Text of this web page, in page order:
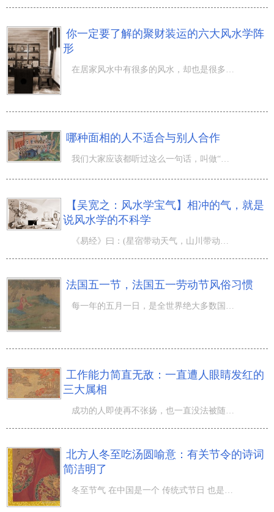
你一定要了解的聚财装运的六大风水学阵
形
在居家风水中有很多的风水，却也是很多的解决方式 ，应用某些开运化煞的风水物品来解决某些风水学上的矛盾
哪种面相的人不适合与别人合作
我们大家应该都听过这么一句话，叫做“一个人可以走得很远，但是一群人可以走得更久”，这说明了团队合作的
【吴宽之：风水学宝气】相冲的气，就是
说风水学的不科学
法国五一节，法国五一劳动节风俗习惯
工作能力简直无敌：一直遭人眼睛发红的
三大属相
北方人冬至吃汤圆喻意：有关节令的诗词
简洁明了